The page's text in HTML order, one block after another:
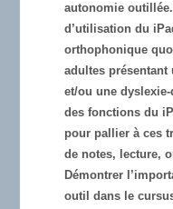
autonomie
d’utilisation du
orthophonique
adultes présentant
et/ou une
des fonctions du
pour pallier à ces
de notes, lecture,
Démontrer
outil dans le